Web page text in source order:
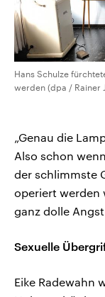
Hans Schulze
werden (dpa / Rainer
„Genau die
Also schon
der schlimmste
operiert werden
ganz dolle Angst
Sexuelle
Eike Radewahn